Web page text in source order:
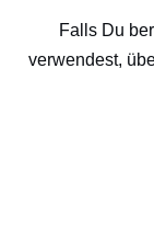
Falls Du
verwendest,